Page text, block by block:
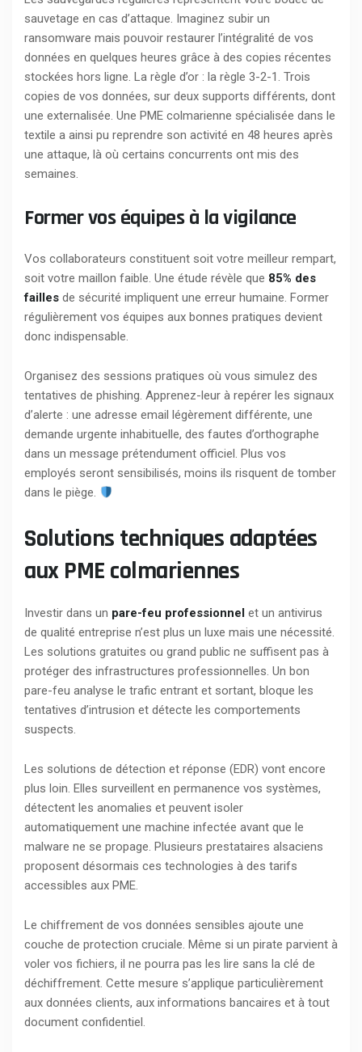
sauvetage en cas d’attaque. Imaginez subir un
ransomware mais pouvoir restaurer l’intégralité de vos
données en quelques heures grâce à des copies récentes
stockées hors ligne. La règle d’or : la règle 3-2-1. Trois
copies de vos données, sur deux supports différents, dont
une externalisée. Une PME colmarienne spécialisée dans le
textile a ainsi pu reprendre son activité en 48 heures après
une attaque, là où certains concurrents ont mis des
semaines.
Former vos équipes à la vigilance
Vos collaborateurs constituent soit votre meilleur rempart,
soit votre maillon faible. Une étude révèle que 85% des
failles de sécurité impliquent une erreur humaine. Former
régulièrement vos équipes aux bonnes pratiques devient
donc indispensable.
Organisez des sessions pratiques où vous simulez des
tentatives de phishing. Apprenez-leur à repérer les signaux
d’alerte : une adresse email légèrement différente, une
demande urgente inhabituelle, des fautes d’orthographe
dans un message prétendument officiel. Plus vos
employés seront sensibilisés, moins ils risquent de tomber
dans le piège.
Solutions techniques adaptées
aux PME colmariennes
Investir dans un pare-feu professionnel et un antivirus
de qualité entreprise n’est plus un luxe mais une nécessité.
Les solutions gratuites ou grand public ne suffisent pas à
protéger des infrastructures professionnelles. Un bon
pare-feu analyse le trafic entrant et sortant, bloque les
tentatives d’intrusion et détecte les comportements
suspects.
Les solutions de détection et réponse (EDR) vont encore
plus loin. Elles surveillent en permanence vos systèmes,
détectent les anomalies et peuvent isoler
automatiquement une machine infectée avant que le
malware ne se propage. Plusieurs prestataires alsaciens
proposent désormais ces technologies à des tarifs
accessibles aux PME.
Le chiffrement de vos données sensibles ajoute une
couche de protection cruciale. Même si un pirate parvient à
voler vos fichiers, il ne pourra pas les lire sans la clé de
déchiffrement. Cette mesure s’applique particulièrement
aux données clients, aux informations bancaires et à tout
document confidentiel.